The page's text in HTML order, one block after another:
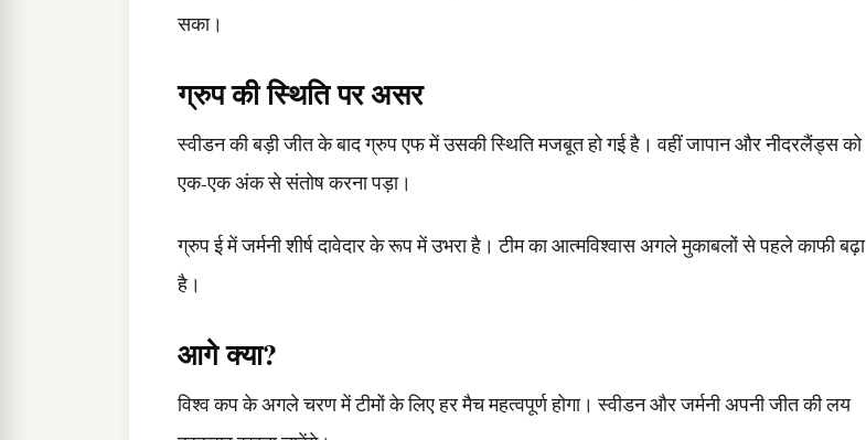
सका।
ग्रुप की स्थिति पर असर
स्वीडन की बड़ी जीत के बाद ग्रुप एफ में उसकी स्थिति मजबूत हो गई है। वहीं जापान और नीदरलैंड्स को
एक-एक अंक से संतोष करना पड़ा।
ग्रुप ई में जर्मनी शीर्ष दावेदार के रूप में उभरा है। टीम का आत्मविश्वास अगले मुकाबलों से पहले काफी बढ़ा
है।
आगे क्या?
विश्व कप के अगले चरण में टीमों के लिए हर मैच महत्वपूर्ण होगा। स्वीडन और जर्मनी अपनी जीत की लय